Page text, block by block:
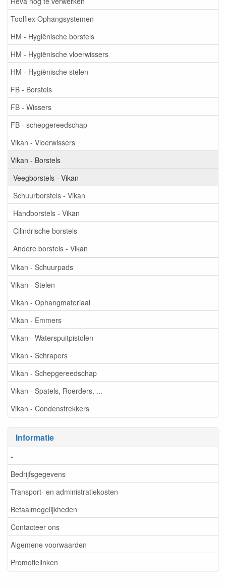
Toolflex Ophangsystemen
HM - Hygiënische borstels
HM - Hygiënische vloerwissers
HM - Hygiënische stelen
FB - Borstels
FB - Wissers
FB - schepgereedschap
Vikan - Vloerwissers
Vikan - Borstels
Veegborstels - Vikan
Schuurborstels - Vikan
Handborstels - Vikan
Cilindrische borstels
Andere borstels - Vikan
Vikan - Schuurpads
Vikan - Stelen
Vikan - Ophangmateriaal
Vikan - Emmers
Vikan - Waterspuitpistolen
Vikan - Schrapers
Vikan - Schepgereedschap
Vikan - Spatels, Roerders, ...
Vikan - Condenstrekkers
Informatie
-
Bedrijfsgegevens
Transport- en administratiekosten
Betaalmogelijkheden
Contacteer ons
Algemene voorwaarden
Promotielinken